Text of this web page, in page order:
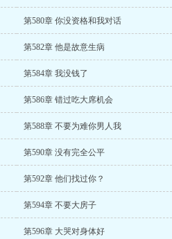
第580章 你没资格和我对话
第582章 他是故意生病
第584章 我没钱了
第586章 错过吃大席机会
第588章 不要为难你男人我
第590章 没有完全公平
第592章 他们找过你？
第594章 不要大房子
第596章 大哭对身体好